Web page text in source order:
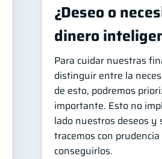
¿Deseo o
dinero
Para cuidar nuestras
distinguir entre la
de esto, podremos
importante. Esto no
lado nuestros deseos y
tracemos con
conseguirlos.